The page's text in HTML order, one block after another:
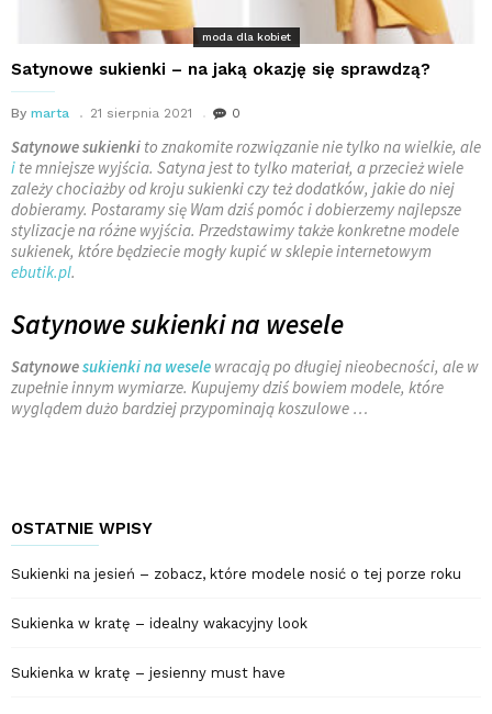
moda dla kobiet
Satynowe sukienki – na jaką okazję się sprawdzą?
By marta 21 sierpnia 2021 0
Satynowe sukienki to znakomite rozwiązanie nie tylko na wielkie, ale
i te mniejsze wyjścia. Satyna jest to tylko materiał, a przecież wiele
zależy chociażby od kroju sukienki czy też dodatków, jakie do niej
dobieramy. Postaramy się Wam dziś pomóc i dobierzemy najlepsze
stylizacje na różne wyjścia. Przedstawimy także konkretne modele
sukienek, które będziecie mogły kupić w sklepie internetowym
ebutik.pl.
Satynowe sukienki na wesele
Satynowesukienki na wesele wracają po długiej nieobecności, ale w
zupełnie innym wymiarze. Kupujemy dziś bowiem modele, które
wyglądem dużo bardziej przypominają koszulowe …
OSTATNIE WPISY
Sukienki na jesień – zobacz, które modele nosić o tej porze roku
Sukienka w kratę – idealny wakacyjny look
Sukienka w kratę – jesienny must have